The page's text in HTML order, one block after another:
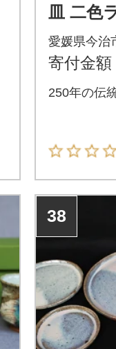
皿 二色
【
愛媛県今治
寄付金額
250年の伝
38